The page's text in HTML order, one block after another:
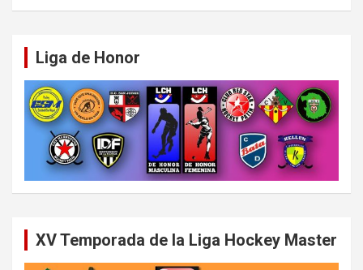
Liga de Honor
XV Temporada de la Liga Hockey Master